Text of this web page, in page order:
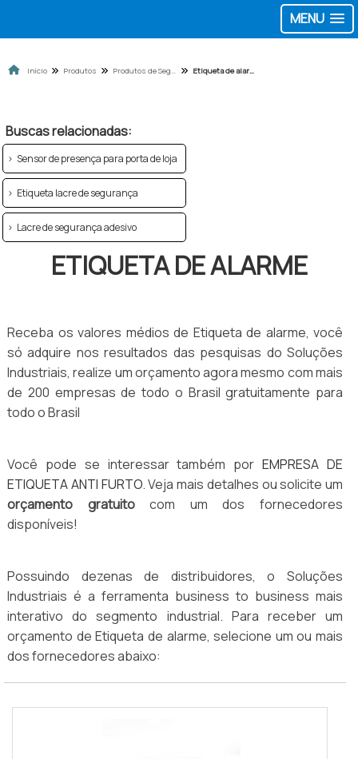
MENU
Início Produtos Produtos de Segurança para Loja Etiqueta de alarme
Buscas relacionadas:
Sensor de presença para porta de loja
Etiqueta lacre de segurança
Lacre de segurança adesivo
ETIQUETA DE ALARME
Receba os valores médios de Etiqueta de alarme, você
só adquire nos resultados das pesquisas do Soluções
Industriais, realize um orçamento agora mesmo com mais
de 200 empresas de todo o Brasil gratuitamente para
todo o Brasil
Você pode se interessar também porEMPRESA DE
ETIQUETA ANTI FURTO. Veja mais detalhes ou solicite um
orçamento gratuitocom um dos fornecedores
disponíveis!
Possuindo dezenas de distribuidores, o Soluções
Industriais é a ferramenta business to business mais
interativo do segmento industrial. Para receber um
orçamento de Etiqueta de alarme, selecione um ou mais
dos fornecedores abaixo: